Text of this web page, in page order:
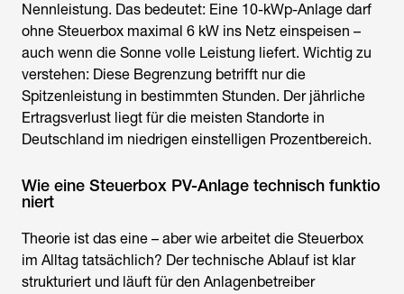
Nennleistung. Das bedeutet: Eine 10-kWp-Anlage darf
ohne Steuerbox maximal 6 kW ins Netz einspeisen –
auch wenn die Sonne volle Leistung liefert. Wichtig zu
verstehen: Diese Begrenzung betrifft nur die
Spitzenleistung in bestimmten Stunden. Der jährliche
Ertragsverlust liegt für die meisten Standorte in
Deutschland im niedrigen einstelligen Prozentbereich.
Wie eine Steuerbox PV-Anlage technisch funktio
niert
Theorie ist das eine – aber wie arbeitet die Steuerbox
im Alltag tatsächlich? Der technische Ablauf ist klar
strukturiert und läuft für den Anlagenbetreiber